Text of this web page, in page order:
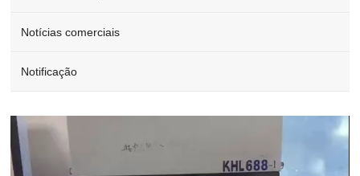
Notícias comerciais
Notificação
Video
Player